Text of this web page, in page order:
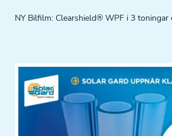
NY Bilfilm: Clearshield® WPF i 3 toningar